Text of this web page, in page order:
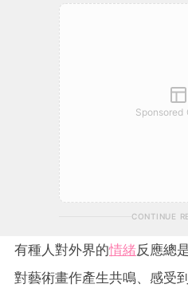
Sponsored
CONTINUE
有種人對外界的情緒反應總
對藝術畫作產生共鳴、感受